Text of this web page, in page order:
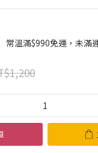
常溫滿$990免運，未滿